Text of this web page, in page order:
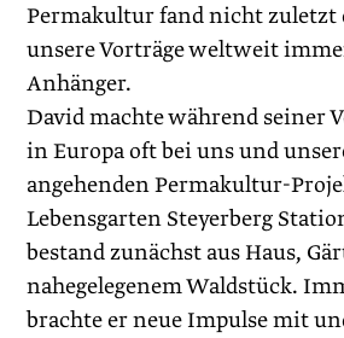
Permakultur fand nicht zuletzt
unsere Vorträge weltweit
Anhänger.
David machte während seiner
in Europa oft bei uns und
angehenden Permakultur-
Lebensgarten Steyerberg
bestand zunächst aus Haus,
nahegelegenem Waldstück.
brachte er neue Impulse mit